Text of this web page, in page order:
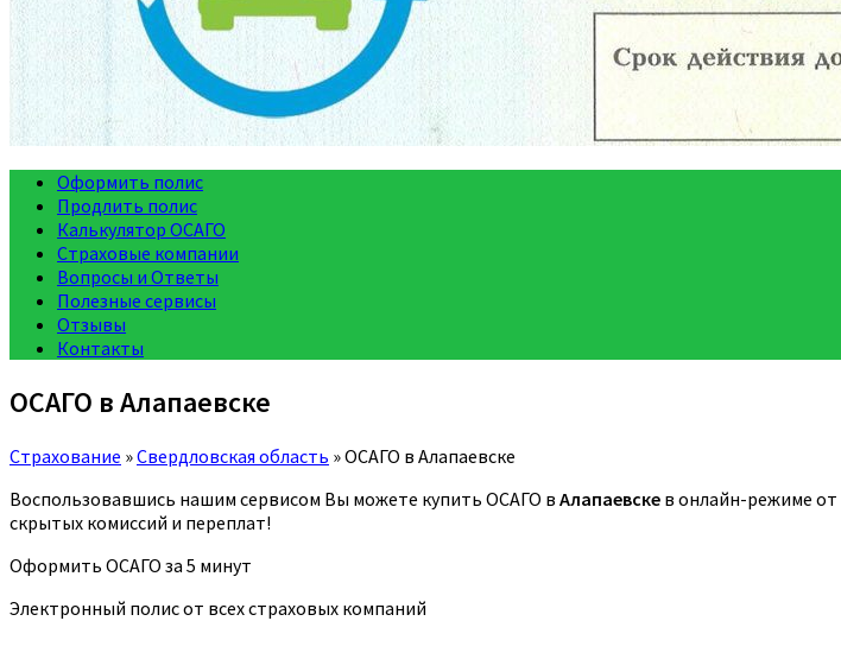
Оформить полис
Продлить полис
Калькулятор ОСАГО
Страховые компании
Вопросы и Ответы
Полезные сервисы
Отзывы
Контакты
ОСАГО в Алапаевске
Страхование »Свердловская область »ОСАГО в Алапаевске
Воспользовавшись нашим сервисом Вы можете купить ОСАГО в Алапаевске в онлайн-режиме от
скрытых комиссий и переплат!
Оформить ОСАГО за 5 минут
Электронный полис от всех страховых компаний